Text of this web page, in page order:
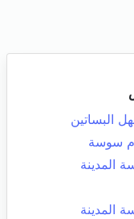
البساتين
سوسة
المدينة
المدينة